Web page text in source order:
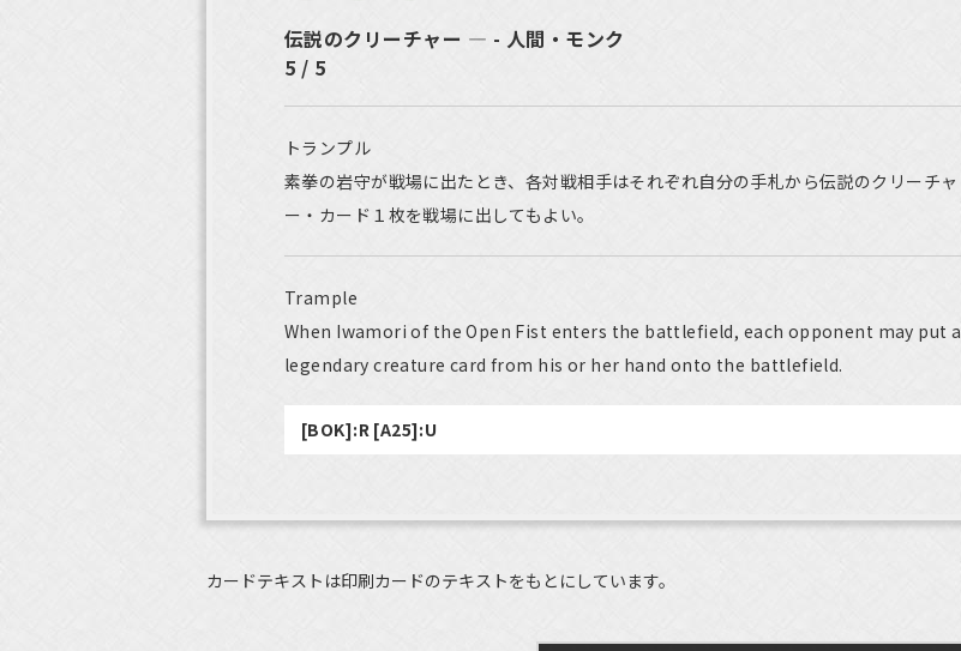
伝説のクリーチャー ― - 人間・モンク
5 / 5
トランプル
素拳の岩守が戦場に出たとき、各対戦相手はそれぞれ自分の手札から伝説のクリーチャ
ー・カード１枚を戦場に出してもよい。
Trample
When Iwamori of the Open Fist enters the battlefield, each opponent may put a
legendary creature card from his or her hand onto the battlefield.
[BOK]:R [A25]:U
カードテキストは印刷カードのテキストをもとにしています。